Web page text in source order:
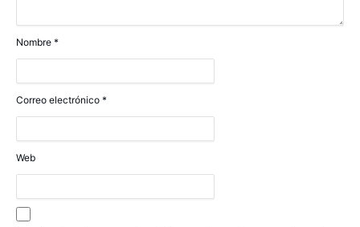
Nombre *
Correo electrónico *
Web